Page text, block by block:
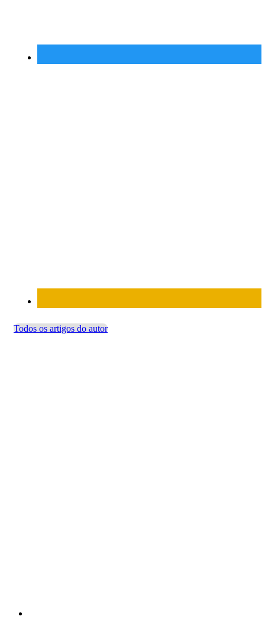
Todos os artigos do autor